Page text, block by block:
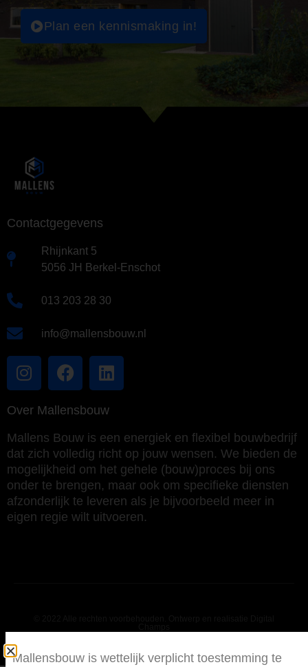
Plan een kennismaking in!
Contactgegevens
Rhijnkant 5
5056 JH Berkel-Enschot
013 203 28 30
info@mallensbouw.nl
Over Mallensbouw
Mallens Bouw is een energiek en flexibel bouwbedrijf
dat zich volledig richt op jouw wensen. We bieden de
mogelijkheid om het gehele (bouw)proces bij ons
onder te brengen, maar ook om specifieke diensten
afzonderlijk te leveren als je bijvoorbeeld meer in
eigen regie wilt uitvoeren.
Mallensbouw is wettelijk verplicht toestemming te